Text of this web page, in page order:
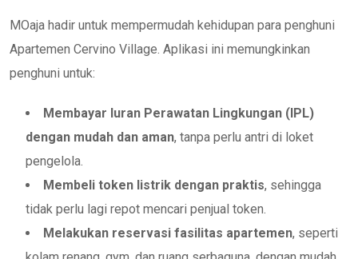
MOaja hadir untuk mempermudah kehidupan para penghuni
Apartemen Cervino Village. Aplikasi ini memungkinkan
penghuni untuk:
Membayar Iuran Perawatan Lingkungan (IPL)
dengan mudah dan aman, tanpa perlu antri di loket
pengelola.
Membeli token listrik dengan praktis, sehingga
tidak perlu lagi repot mencari penjual token.
Melakukan reservasi fasilitas apartemen, seperti